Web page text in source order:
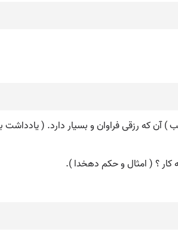
که رزقی فراوان و بسیار دارد. ( یادداشت
کار ؟ ( امثال و حکم دهخدا ).